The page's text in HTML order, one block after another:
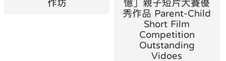
作坊
憶」親子短片大賽優
秀作品 Parent-Child
Short Film
Competition
Outstanding
Vidoes